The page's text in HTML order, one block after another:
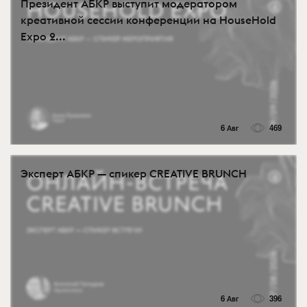
Президент АБКР выступит модератором
креативной сессии конференции на HouseHold
Expo 2...
6 Авг 469
Эксперт АБКР — спикер CREATIVE BRUNCH
6 Авг 396